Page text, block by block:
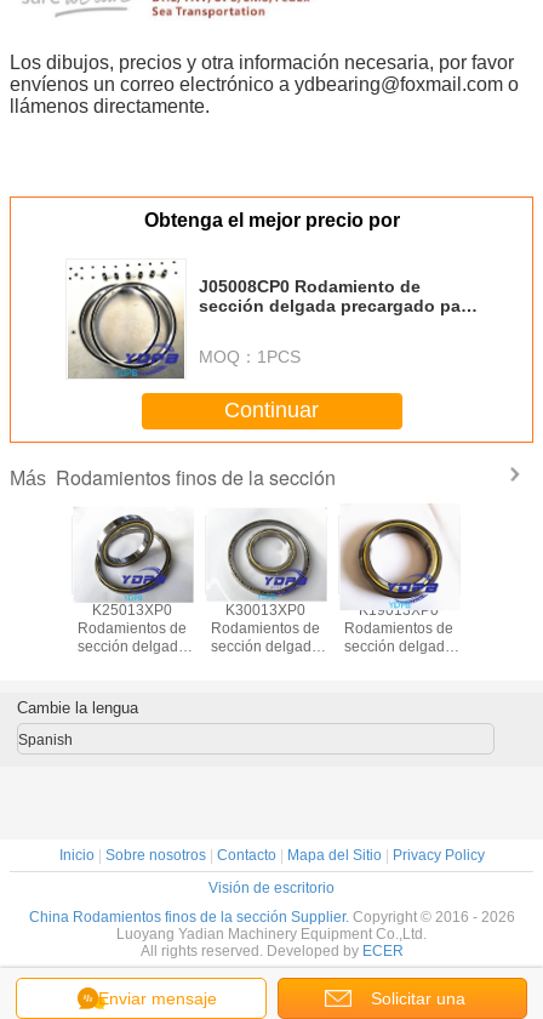
Los dibujos, precios y otra información necesaria, por favor
envíenos un correo electrónico a ydbearing@foxmail.com o
llámenos directamente.
Obtenga el mejor precio por
J05008CP0 Rodamiento de
sección delgada precargado para
personalizado
MOQ： 1PCS
Continuar
Más Rodamientos finos de la sección
a
acero
K25013XP0
Rodamientos de
sección delgada
Cajilla de latón
Rodamientos a
inoxidable
K30013XP0
Rodamientos de
sección delgada
inoxidable
K19013XP0
Rodamientos de
sección delgada
inoxidable
Enviar mensaje Solicitar una
Cambie la lengua
Spanish
Inicio| Sobre nosotros| Contacto| Mapa del Sitio| Privacy Policy
Visión de escritorio
China Rodamientos finos de la sección Supplier. Copyright © 2016 - 2026
Luoyang Yadian Machinery Equipment Co.,Ltd.
All rights reserved. Developed by ECER